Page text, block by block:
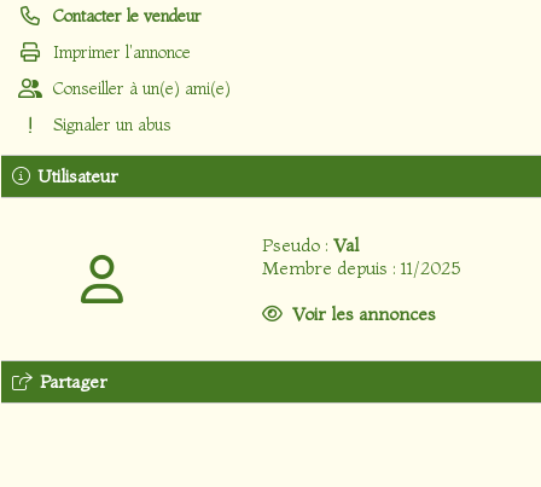
Utilisateur
Pseudo : Val
Membre depuis : 11/2025
Voir les annonces
Contacter le vendeur
Imprimer l'annonce
Conseiller à un(e) ami(e)
Signaler un abus
Partager